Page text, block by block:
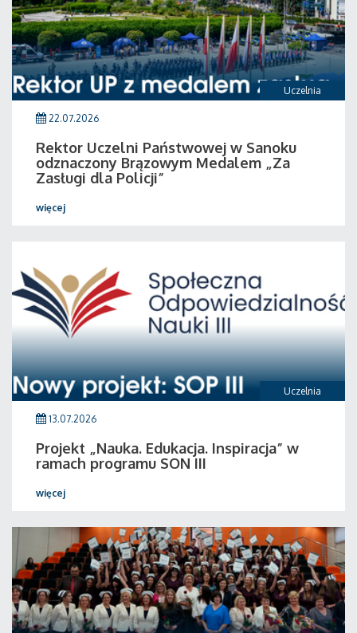
Uczelnia
22.07.2026
Rektor Uczelni Państwowej w Sanoku
odznaczony Brązowym Medalem „Za
Zasługi dla Policji”
więcej
Uczelnia
13.07.2026
Projekt „Nauka. Edukacja. Inspiracja” w
ramach programu SON III
więcej